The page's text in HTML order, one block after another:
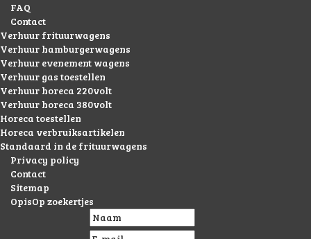
FAQ
Contact
Verhuur frituurwagens
Verhuur hamburgerwagens
Verhuur evenement wagens
Verhuur gas toestellen
Verhuur horeca 220volt
Verhuur horeca 380volt
Horeca toestellen
Horeca verbruiksartikelen
Standaard in de frituurwagens
Privacy policy
Contact
Sitemap
OpisOp zoekertjes